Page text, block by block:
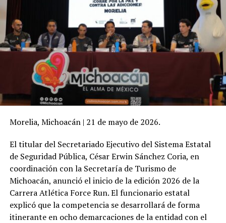
Morelia, Michoacán | 21 de mayo de 2026.
El titular del Secretariado Ejecutivo del Sistema Estatal
de Seguridad Pública, César Erwin Sánchez Coria, en
coordinación con la Secretaría de Turismo de
Michoacán, anunció el inicio de la edición 2026 de la
Carrera Atlética Force Run. El funcionario estatal
explicó que la competencia se desarrollará de forma
itinerante en ocho demarcaciones de la entidad con el